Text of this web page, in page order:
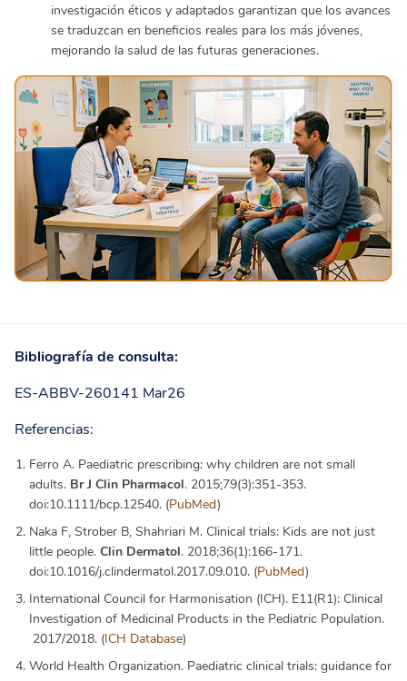
investigación éticos y adaptados garantizan que los avances
se traduzcan en beneficios reales para los más jóvenes,
mejorando la salud de las futuras generaciones.
Bibliografía de consulta:
ES-ABBV-260141 Mar26
Referencias:
Ferro A. Paediatric prescribing: why children are not small
adults. Br J Clin Pharmacol. 2015;79(3):351-353.
doi:10.1111/bcp.12540. (PubMed)
Naka F, Strober B, Shahriari M. Clinical trials: Kids are not just
little people. Clin Dermatol. 2018;36(1):166-171.
doi:10.1016/j.clindermatol.2017.09.010. (PubMed)
International Council for Harmonisation (ICH). E11(R1): Clinical
Investigation of Medicinal Products in the Pediatric Population.
2017/2018. (ICH Database)
World Health Organization. Paediatric clinical trials: guidance for